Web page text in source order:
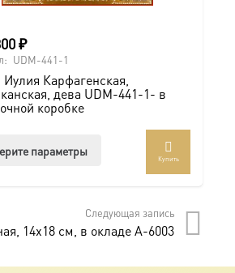
₽
UDM-441-1
Карфагенская,
дева UDM-441-1- в
коробке
параметры
вариаций.
Опции
Купить
Следующая запись
14х18 см, в окладе A-6003